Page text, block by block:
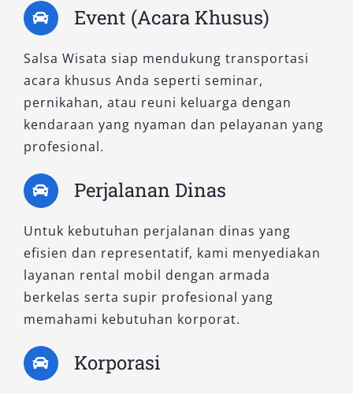
pengalaman sewa mobil Demak lepas kunci
maupun dengan sopir yang lebih aman dan
efisien.
Rekomendasi Penggunaan
Rental Mobil di Demak
Wisata religi dan kuliner khas Demak
Perjalanan dinas dan bisnis
Acara keluarga seperti pernikahan atau
gathering
Kebutuhan harian atau transportasi
sementara
luar kota
Event (Acara Khusus)
Salsa Wisata siap mendukung transportasi
acara khusus Anda seperti seminar,
pernikahan, atau reuni keluarga dengan
kendaraan yang nyaman dan pelayanan yang
profesional.
Perjalanan Dinas
Untuk kebutuhan perjalanan dinas yang
efisien dan representatif, kami menyediakan
layanan rental mobil dengan armada
berkelas serta supir profesional yang
memahami kebutuhan korporat.
Korporasi